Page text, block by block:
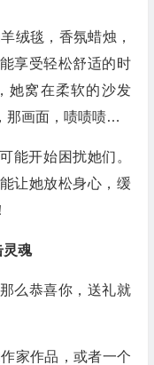
绒毯，香氛蜡烛，
享受轻松舒适的时
她窝在柔软的沙发
那画面，啧啧啧…
能开始困扰她们。
让她放松身心，缓
魂
么恭喜你，送礼就
家作品，或者一个